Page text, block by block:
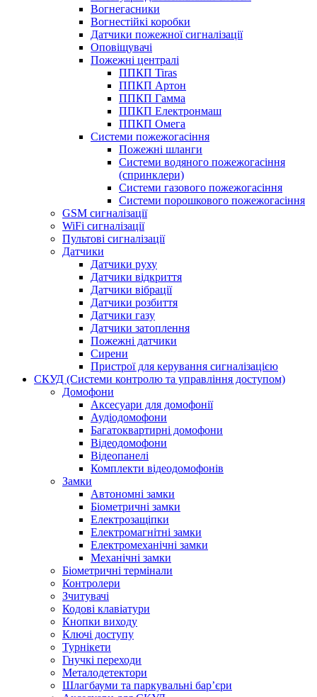
Вогнегасники
Вогнестійкі коробки
Датчики пожежної сигналізації
Оповіщувачі
Пожежні централі
ППКП Tiras
ППКП Артон
ППКП Гамма
ППКП Електронмаш
ППКП Омега
Системи пожежогасіння
Пожежні шланги
Системи водяного пожежогасіння
(спринклери)
Системи газового пожежогасіння
Системи порошкового пожежогасіння
GSM сигналізації
WiFi сигналізації
Пультові сигналізації
Датчики
Датчики руху
Датчики відкриття
Датчики вібрації
Датчики розбиття
Датчики газу
Датчики затоплення
Пожежні датчики
Сирени
Пристрої для керування сигналізацією
СКУД (Системи контролю та управління доступом)
Домофони
Аксесуари для домофонії
Аудіодомофони
Багатоквартирні домофони
Відеодомофони
Відеопанелі
Комплекти відеодомофонів
Замки
Автономні замки
Біометричні замки
Електрозащіпки
Електромагнітні замки
Електромеханічні замки
Механічні замки
Біометричні термінали
Контролери
Зчитувачі
Кодові клавіатури
Кнопки виходу
Ключі доступу
Турнікети
Гнучкі переходи
Металодетектори
Шлагбауми та паркувальні бар’єри